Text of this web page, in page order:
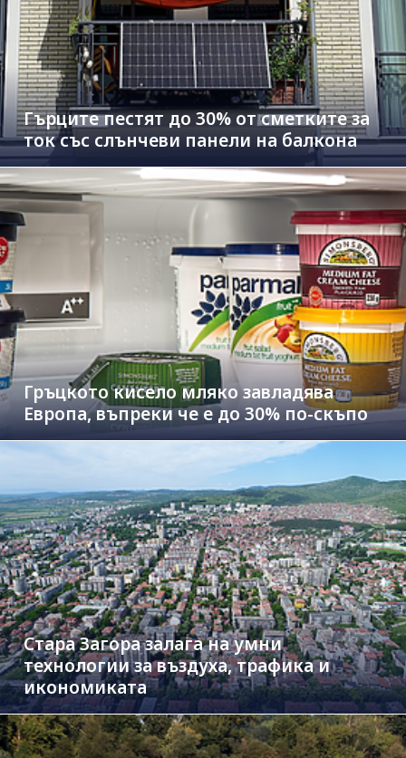
Гърците пестят до 30% от сметките за
ток със слънчеви панели на балкона
Гръцкото кисело мляко завладява
Европа, въпреки че е до 30% по-скъпо
Стара Загора залага на умни
технологии за въздуха, трафика и
икономиката